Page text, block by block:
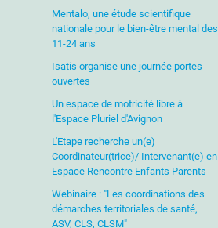
Mentalo, une étude scientifique
nationale pour le bien-être mental des
11-24 ans
Isatis organise une journée portes
ouvertes
Un espace de motricité libre à
l'Espace Pluriel d'Avignon
L'Etape recherche un(e)
Coordinateur(trice)/ Intervenant(e) en
Espace Rencontre Enfants Parents
Webinaire : "Les coordinations des
démarches territoriales de santé,
ASV, CLS, CLSM"